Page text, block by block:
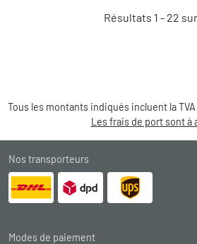
Résultats 1 - 22
Tous les montants indiqués incluent la
Les frais de port sont à
Nos transporteurs
Modes de paiement